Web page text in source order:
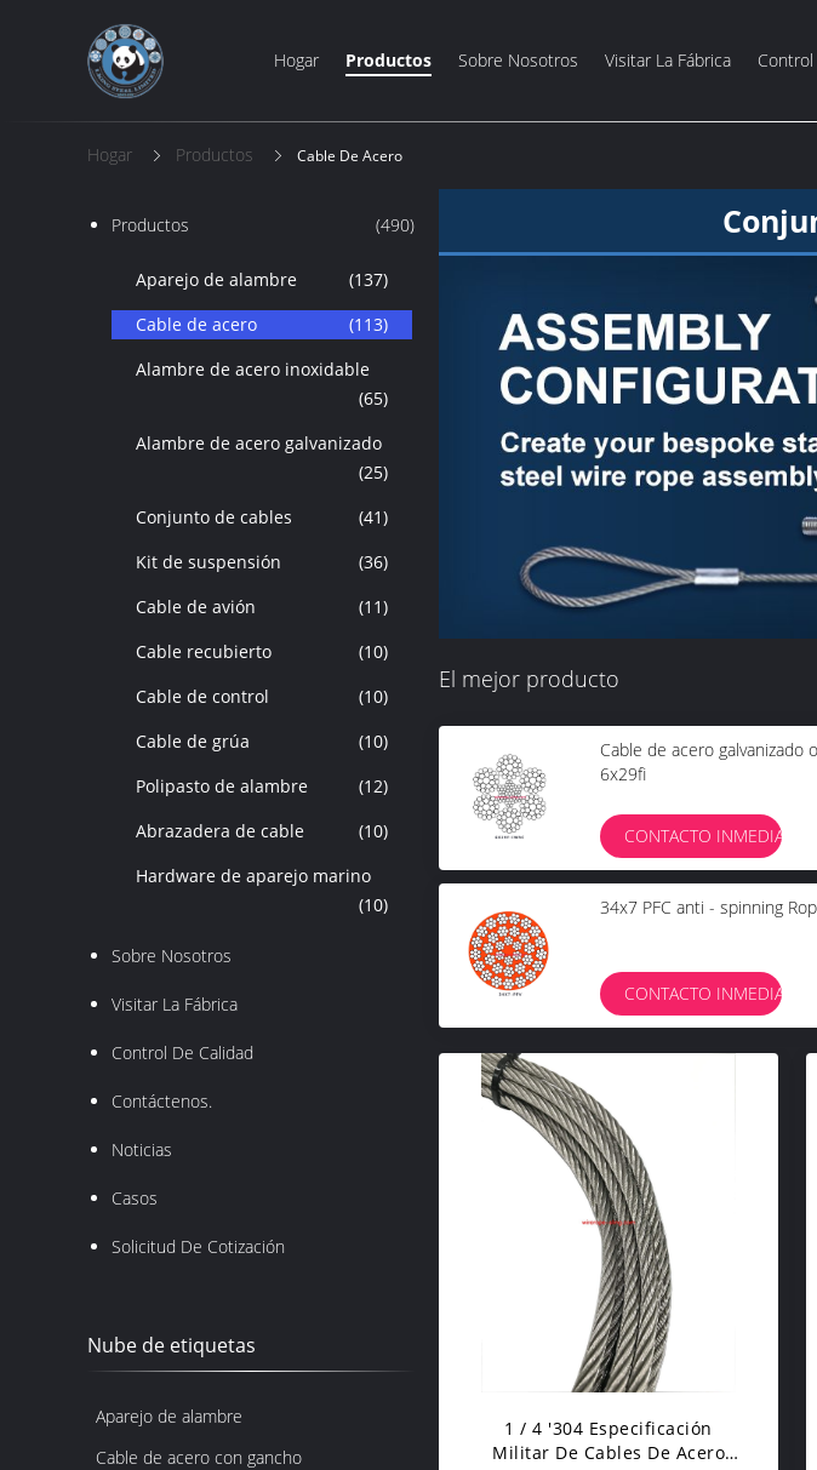
Hogar Productos Sobre Nosotros Visitar La Fábrica Control
Hogar Productos Cable De Acero
Productos (490)
Aparejo de alambre
(137)
Cable de acero
(113)
Alambre de acero inoxidable
(65)
Alambre de acero galvanizado
(25)
Conjunto de cables
(41)
Kit de suspensión
(36)
Cable de avión
(11)
Cable recubierto
(10)
Cable de control
(10)
Cable de grúa
(10)
Polipasto de alambre
(12)
Abrazadera de cable
(10)
Hardware de aparejo marino
(10)
Sobre Nosotros
Visitar La Fábrica
Control De Calidad
Contáctenos.
Noticias
Casos
Solicitud De Cotización
Nube de etiquetas
Aparejo de alambre
Cable de acero con gancho
El mejor producto
Cable de acero galvanizado
6x29fi
CONTACTO INMEDIATO
34x7 PFC anti - spinning
CONTACTO INMEDIATO
1 / 4 '304 Especificación
Militar De Cables De Acero